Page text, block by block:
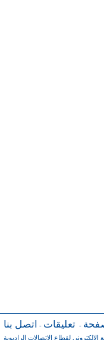
- تعليقات - اتصل بنا
لقطاع الاتصالات الراديوية